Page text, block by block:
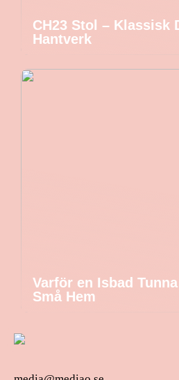
CH23 Stol – Klassisk
Hantverk
Varför en Isbad
Små Hem